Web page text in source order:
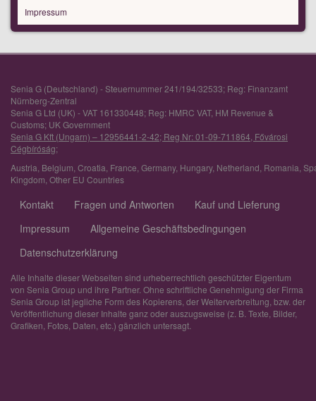
Impressum
Senia G (Deutschland) - Steuernummer 241/194/32533; Reg: Finanzamt
Nürnberg-Zentral
Senia G Ltd (UK) - VAT 161330448; Reg: HMRC VAT, HM Revenue &
Customs; UK Government
Senia G Kft (Ungarn) – 12956441-2-42; Reg Nr: 01-09-711864, Fővárosi
Cégbíróság;
Austria Belgium Croatia France Germany, Hungary, Netherland Romania
Kingdom Other EU Countries
Kontakt Fragen und Antworten
Kauf und Lieferung
Impressum
Allgemeine Geschäftsbedingungen
Datenschutzerklärung
Alle Inhalte dieser Webseiten sind urheberrechtlich geschützter Eigentum
von Senia Group und ihre Partner. Ohne schriftliche Genehmigung der Firma
Senia Group ist jegliche Form des Kopierens, der Weiterverbreitung, bzw. der
Veröffentlichung dieser Inhalte ganz oder auszugsweise (z. B. Texte, Bilder,
Grafiken, Fotos, Daten, etc.) gänzlich untersagt.